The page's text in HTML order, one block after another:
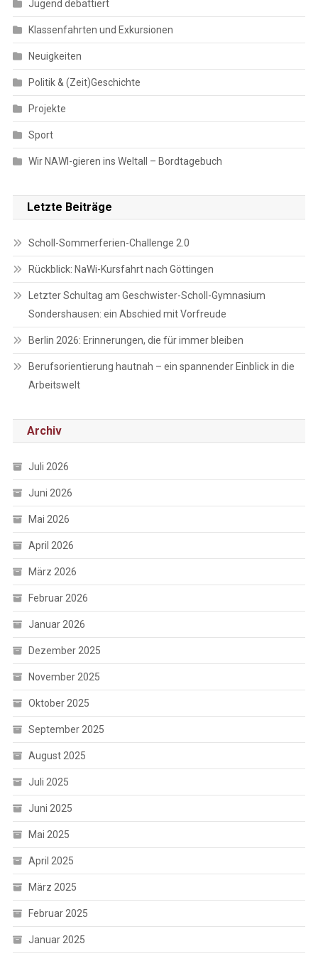
Jugend debattiert
Klassenfahrten und Exkursionen
Neuigkeiten
Politik & (Zeit)Geschichte
Projekte
Sport
Wir NAWI-gieren ins Weltall – Bordtagebuch
Letzte Beiträge
Scholl-Sommerferien-Challenge 2.0
Rückblick: NaWi-Kursfahrt nach Göttingen
Letzter Schultag am Geschwister-Scholl-Gymnasium
Sondershausen: ein Abschied mit Vorfreude
Berlin 2026: Erinnerungen, die für immer bleiben
Berufsorientierung hautnah – ein spannender Einblick in die
Arbeitswelt
Archiv
Juli 2026
Juni 2026
Mai 2026
April 2026
März 2026
Februar 2026
Januar 2026
Dezember 2025
November 2025
Oktober 2025
September 2025
August 2025
Juli 2025
Juni 2025
Mai 2025
April 2025
März 2025
Februar 2025
Januar 2025